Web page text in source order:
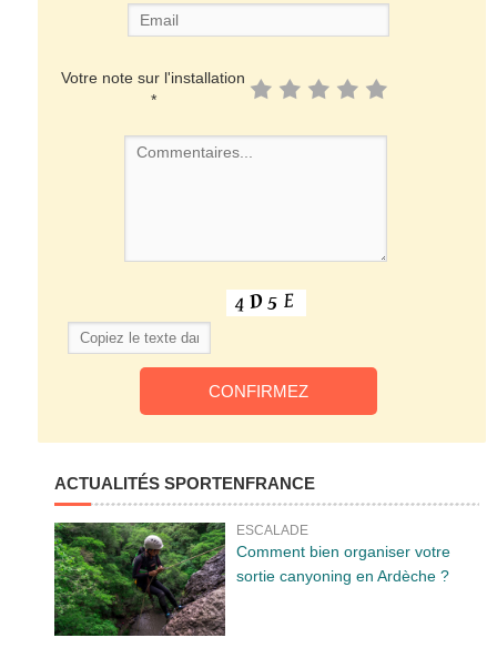
Votre note sur l'installation
*
ACTUALITÉS SPORTENFRANCE
ESCALADE
Comment bien organiser votre
sortie canyoning en Ardèche ?